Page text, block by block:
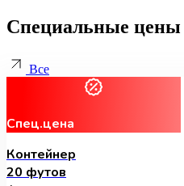
Специальные цены
Все
Спец.цена
Контейнер
20 футов